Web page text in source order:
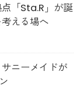
「Sta.R」が誕
える場へ
ニーメイドが